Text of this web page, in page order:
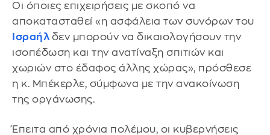
Οι όποιες επιχειρήσεις με σκοπό να
αποκατασταθεί «η ασφάλεια των συνόρων του
Ισραήλ δεν μπορούν να δικαιολογήσουν την
ισοπέδωση και την ανατίναξη σπιτιών και
χωριών στο έδαφος άλλης χώρας», πρόσθεσε
η κ. Μπέκερλε, σύμφωνα με την ανακοίνωση
της οργάνωσης.
Έπειτα από χρόνια πολέμου, οι κυβερνήσεις